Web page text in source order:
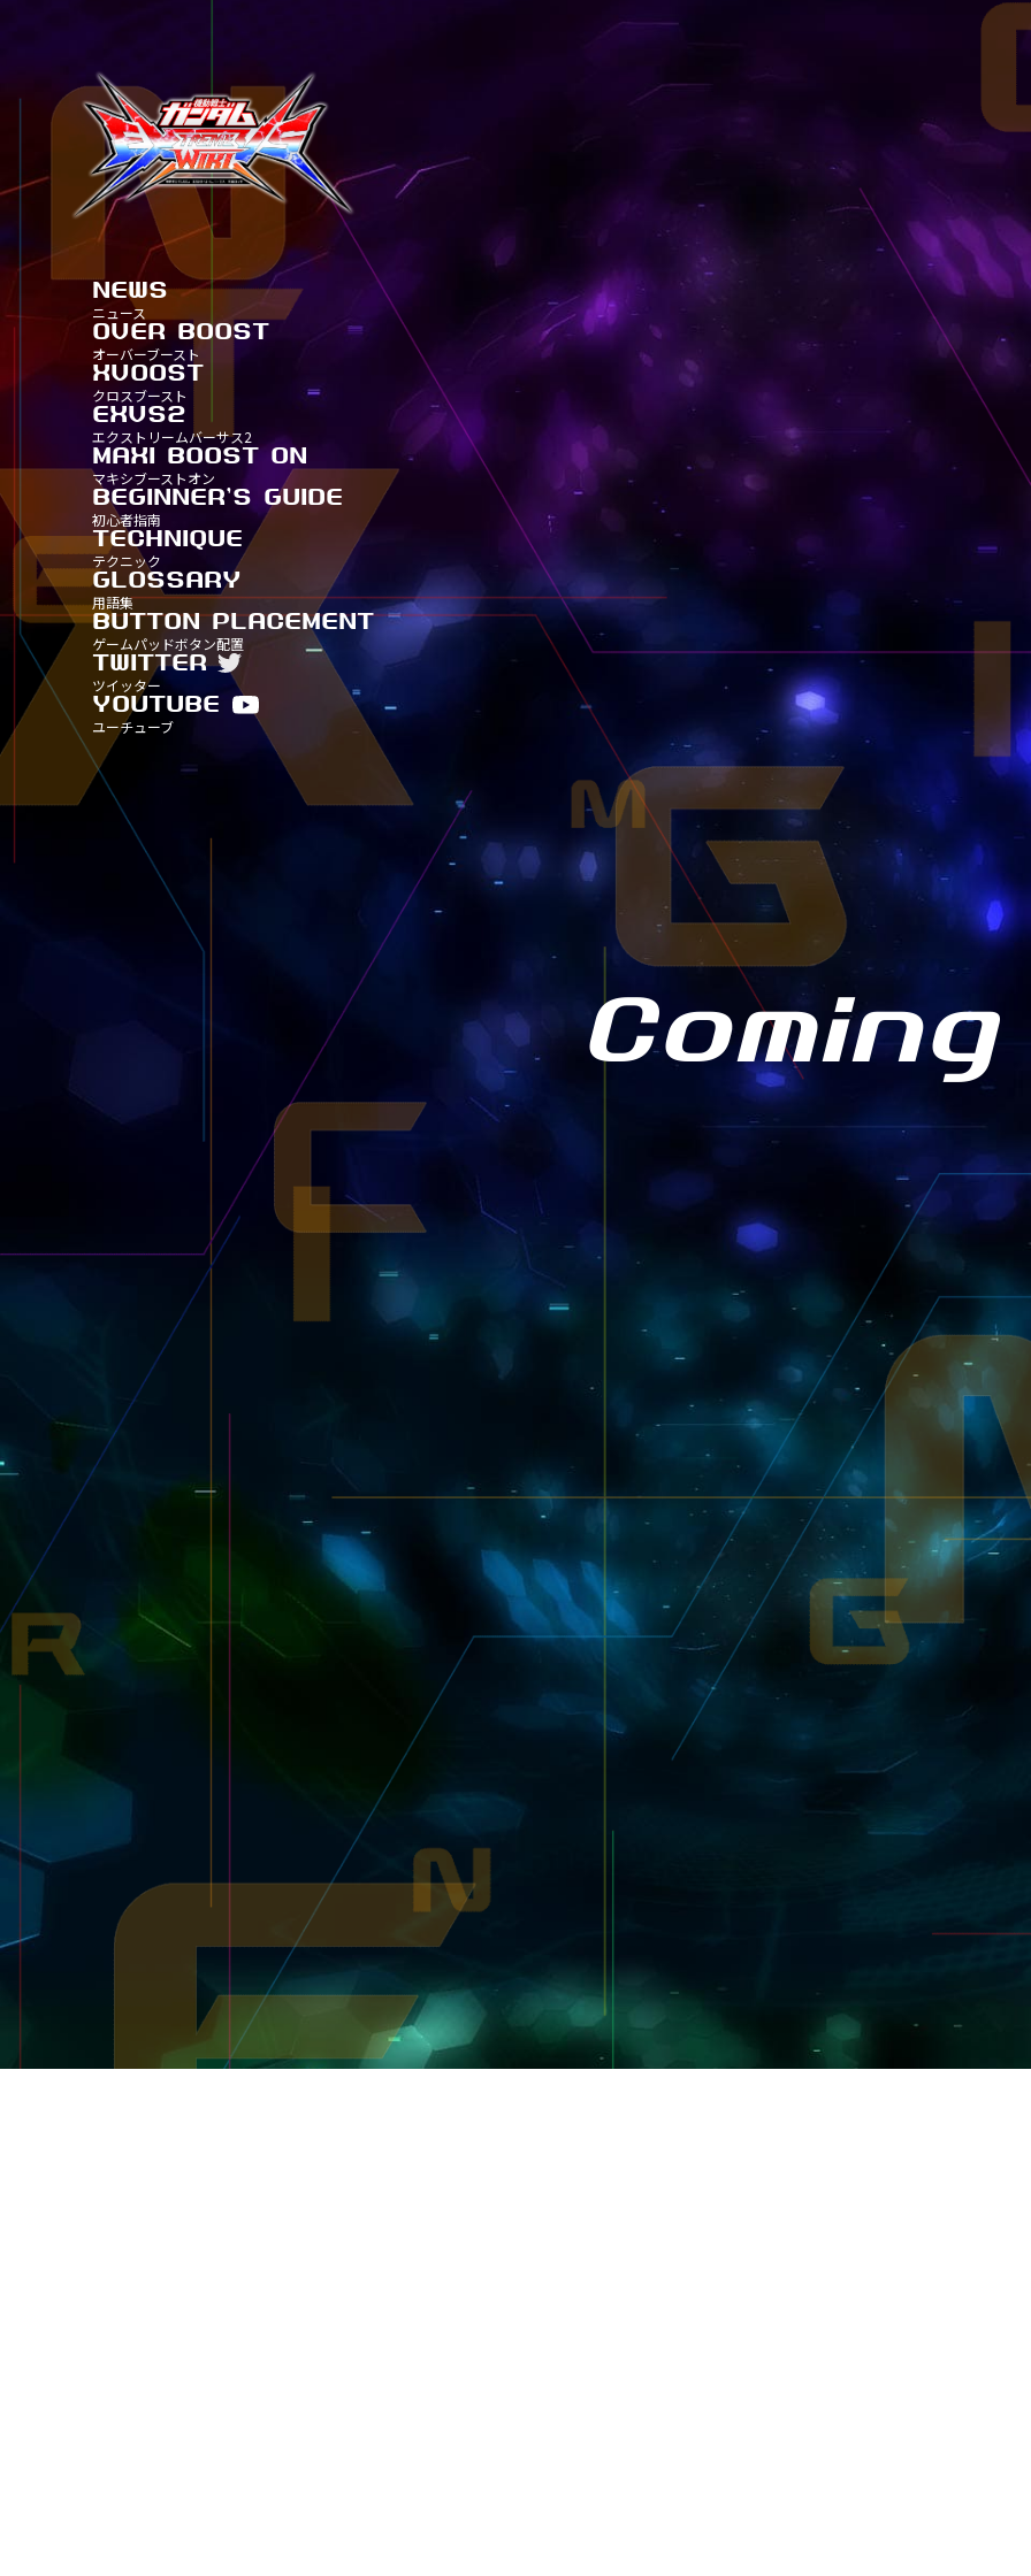
NEWS
ニュース
OVER BOOST
オーバーブースト 全機体一覧
TITLE-3000
タイトル別3000機体一覧
TITLE-2500
タイトル別2500機体一覧
TITLE-2000
タイトル別2000機体一覧
TITLE-1500
タイトル別1500機体一覧
RANK-3000
RANK-2500
ランク別2500機体一覧
RANK-2000
ランク別2000機体一覧
RANK-1500
ランク別1500機体一覧
XVOOST
クロスブースト
ALL
全機体一覧
TITLE-3000
タイトル別3000機体一覧
TITLE-2500
タイトル別2500機体一覧
TITLE-2000
タイトル別2000機体一覧
TITLE-1500
タイトル別1500機体一覧
RANK-3000
ランク別3000機体一覧
RANK-2500
ランク別2500機体一覧
RANK-2000
ランク別2000機体一覧
RANK-1500
EXVS2
エクストリームバーサス2
ALL
全機体一覧
TITLE-3000
タイトル別3000機体一覧
TITLE-2500
タイトル別2500機体一覧
TITLE-2000
タイトル別2000機体一覧
TITLE-1500
タイトル別1500機体一覧
RANK-3000
ランク別3000機体一覧
RANK-2500
ランク別2500機体一覧
RANK-2000
RANK-1500
ランク別1500機体一覧
MAXI BOOST ON
マキシブーストオン
ALL
全機体一覧
TITLE-3000
タイトル別3000機体一覧
TITLE-2500
タイトル別2500機体一覧
TITLE-2000
タイトル別2000機体一覧
TITLE-1500
タイトル別1500機体一覧
RANK-3000
ランク別3000機体一覧
RANK-2500
RANK-2000
ランク別2000機体一覧
RANK-1500
ランク別1500機体一覧
BEGINNER'S GUIDE
初心者指南
TECHNIQUE
テクニック
GLOSSARY
用語集
BUTTON PLACEMENT
ゲームパッドボタン配置
TWITTER
ツイッター
YOUTUBE
ユーチューブ